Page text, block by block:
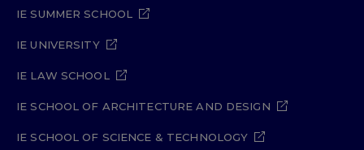
IE SUMMER SCHOOL
IE UNIVERSITY
IE LAW SCHOOL
IE SCHOOL OF ARCHITECTURE AND DESIGN
IE SCHOOL OF SCIENCE & TECHNOLOGY